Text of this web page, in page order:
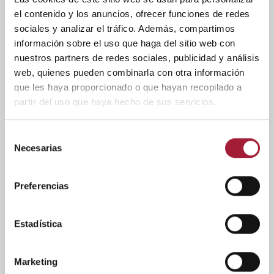
el contenido y los anuncios, ofrecer funciones de redes
sociales y analizar el tráfico. Además, compartimos
información sobre el uso que haga del sitio web con
nuestros partners de redes sociales, publicidad y análisis
web, quienes pueden combinarla con otra información
que les haya proporcionado o que hayan recopilado a
partir del uso que haya hecho de sus servicios.
Necesarias
Preferencias
Estadística
Marketing
SALUD BUCODENTAL
5 consejos para prevenir la boca
Se puede sentir la boca seca por la noche de forma puntual.
investigar la causa que puede estar provocándolo. Además,
existen diferentes medidas para prevenir las molestias que
LEER MÁS